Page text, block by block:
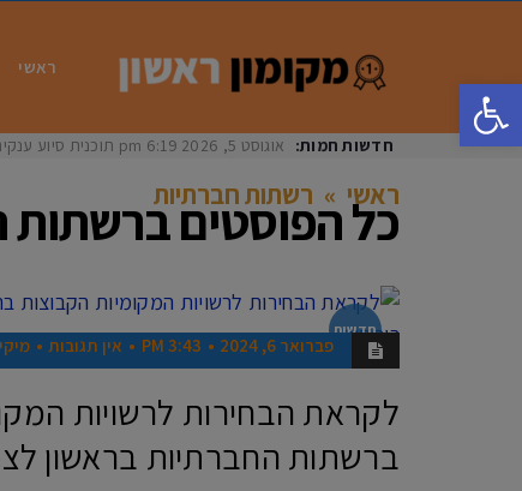
פתח סרגל נגישות
ראשי
חדשות חמות: אוגוסט 5, 2026 6:19 pm תוכנית סיוע
ראשי » רשתות חברתיות
כל הפוסטים ברשתות
חדשות
פברואר 6, 2024 3:43 PM אין תגובות
לקראת הבחירות לרשויות
ברשתות החברתיות בראשון